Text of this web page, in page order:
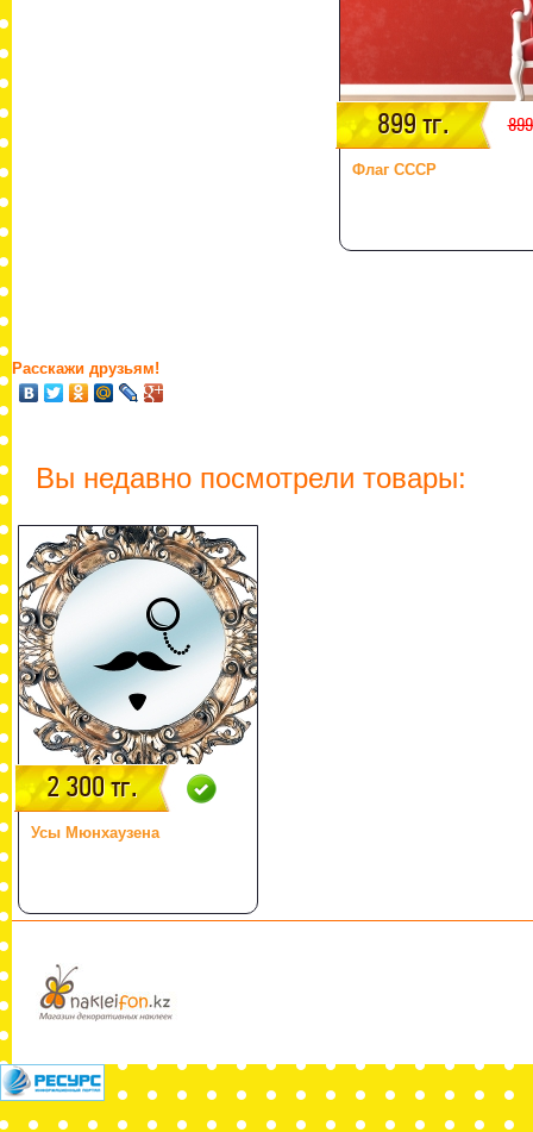
899 тг.
Флаг СССР
Расскажи друзьям!
Вы недавно посмотрели товары:
2 300 тг.
Усы Мюнхаузена